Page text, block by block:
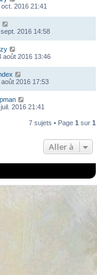
2016 21:41
2016 14:58
août 2016 13:46
août 2016 17:53
2016 21:41
7 sujets • Page 1 sur 1
Aller à